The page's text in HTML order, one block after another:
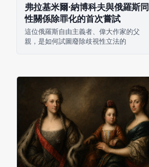
弗拉基米爾·納博科夫與俄羅斯同
性關係除罪化的首次嘗試
這位俄羅斯自由主義者、偉大作家的父
親，是如何試圖廢除歧視性立法的